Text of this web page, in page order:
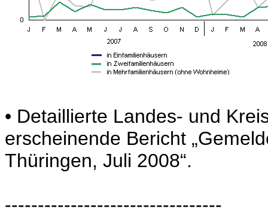
• Detaillierte Landes- und
erscheinende Bericht
Thüringen, Juli 2008“.
---------------------------------